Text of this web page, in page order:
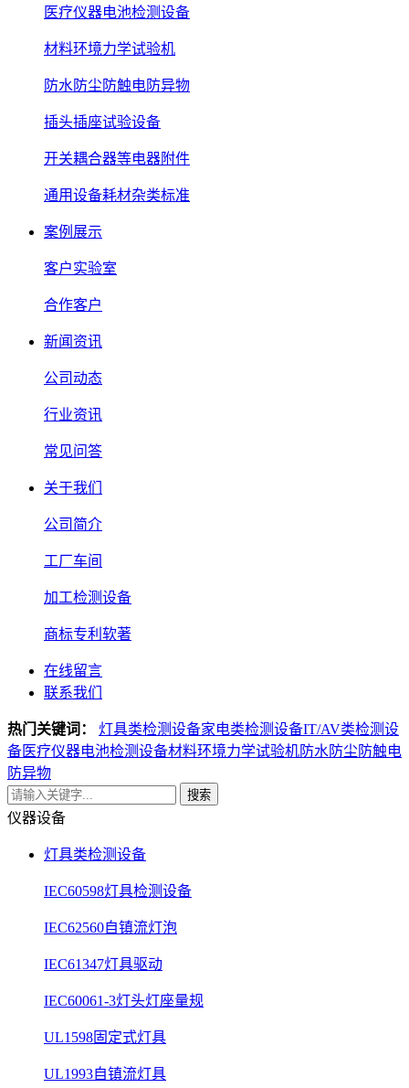
医疗仪器电池检测设备
材料环境力学试验机
防水防尘防触电防异物
插头插座试验设备
开关耦合器等电器附件
通用设备耗材杂类标准
案例展示
客户实验室
合作客户
新闻资讯
公司动态
行业资讯
常见问答
关于我们
公司简介
工厂车间
加工检测设备
商标专利软著
在线留言
联系我们
热门关键词： 灯具类检测设备家电类检测设备IT/AV类检测设
备医疗仪器电池检测设备材料环境力学试验机防水防尘防触电
防异物
搜索
仪器设备
灯具类检测设备
IEC60598灯具检测设备
IEC62560自镇流灯泡
IEC61347灯具驱动
IEC60061-3灯头灯座量规
UL1598固定式灯具
UL1993自镇流灯具